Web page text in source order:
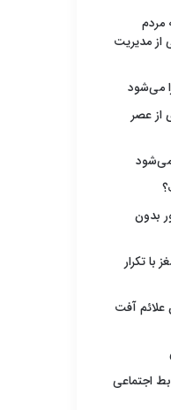
مردم
از مدیریت
می‌شود
از عصر
می‌شود
بدون
تکرار
علائم آفت
اجتماعی